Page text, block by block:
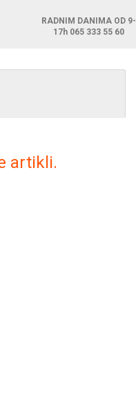
RADNIM DANIMA OD 9-
17h 065 333 55 60
artikli.